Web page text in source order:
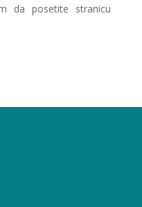
da posetite stranicu